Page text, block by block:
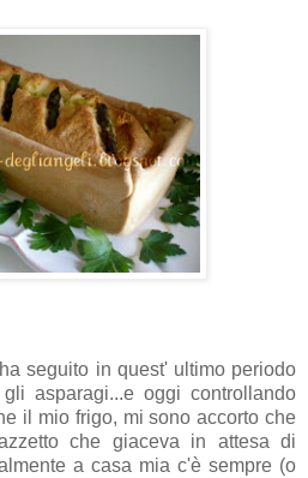
seguito in quest' ultimo periodo
asparagi...e oggi controllando
il mio frigo, mi sono accorto che
che giaceva in attesa di
a casa mia c'è sempre (o